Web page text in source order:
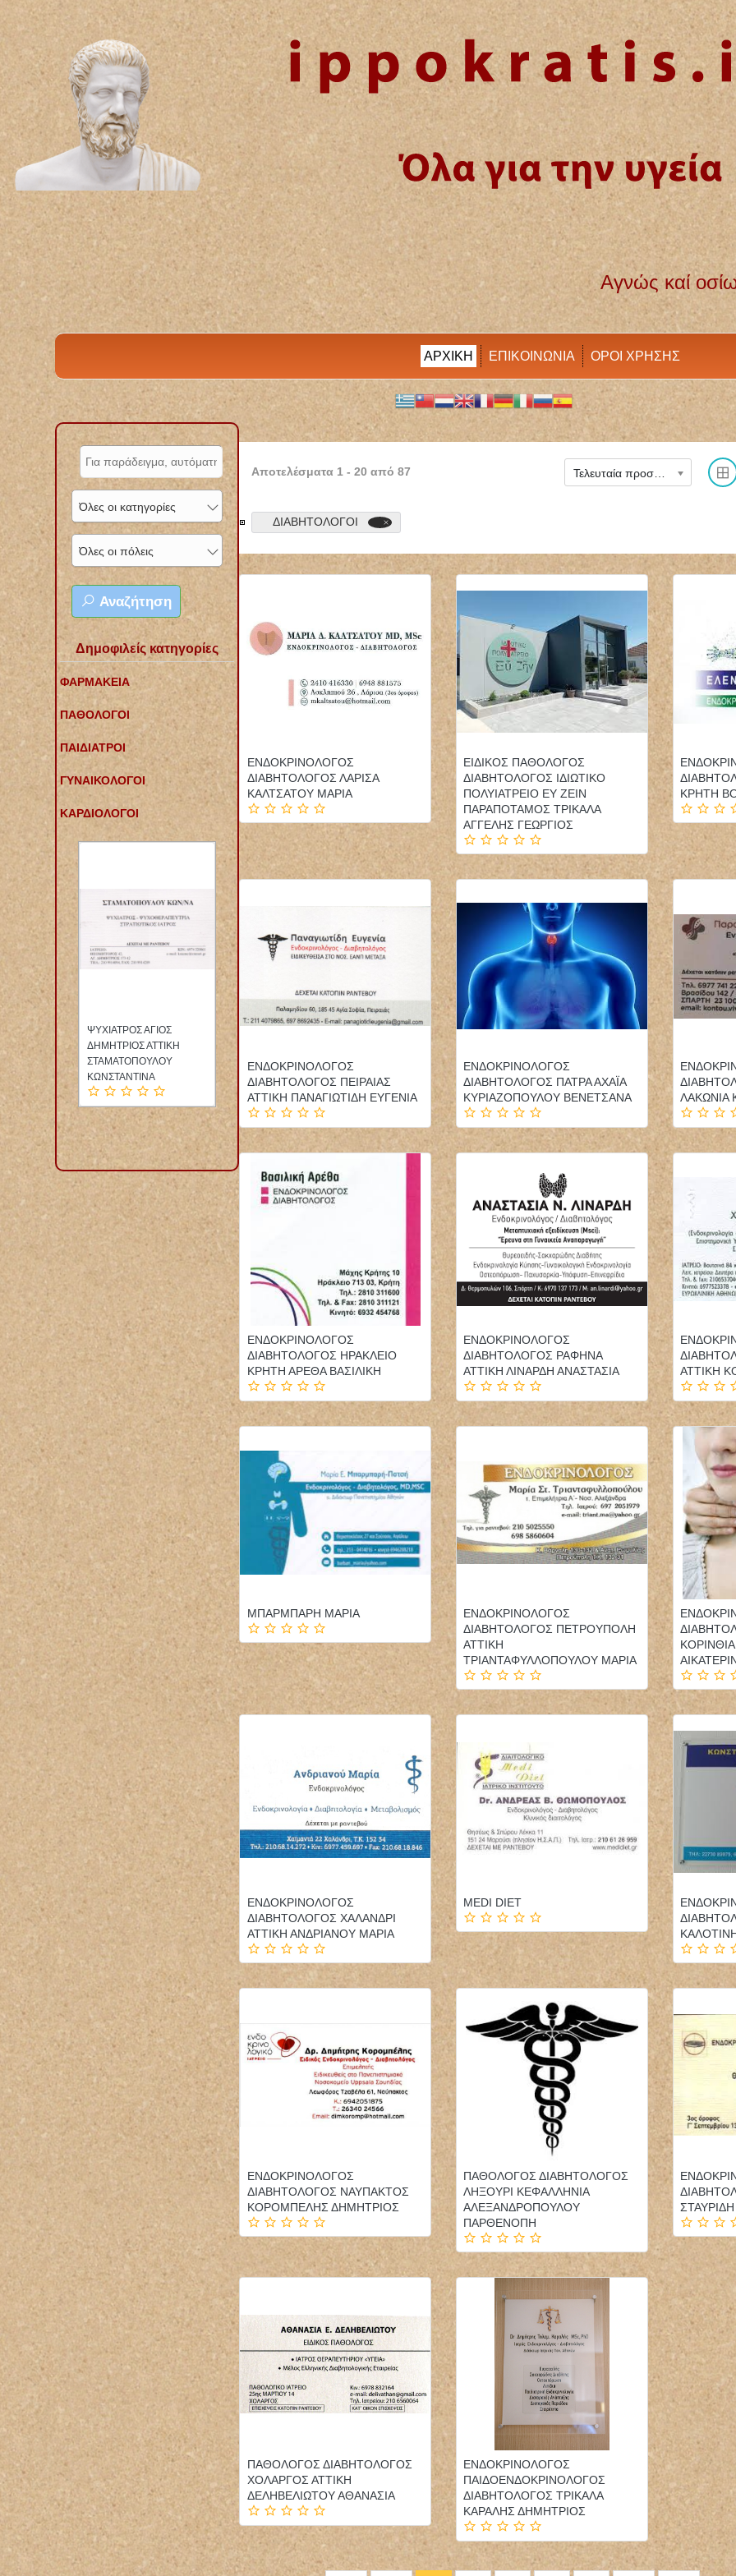
Αγνώς καί οσίως διατηρήσω βίον τόν εμόν καί
ΑΡΧΙΚΗ ΕΠΙΚΟΙΝΩΝΙΑ ΟΡΟΙ ΧΡΗΣΗΣ
Όλες οι κατηγορίες
Όλες οι πόλεις
Αναζήτηση
Δημοφιλείς κατηγορίες
ΦΑΡΜΑΚΕΙΑ
ΠΑΘΟΛΟΓΟΙ
ΠΑΙΔΙΑΤΡΟΙ
ΓΥΝΑΙΚΟΛΟΓΟΙ
ΚΑΡΔΙΟΛΟΓΟΙ
ΦΑΡΜΑΚΕΙΟ ΚΑΜΑΤΕΡΟ
ΑΤΤΙΚΗ
ΠΟΛΥΚΑΝΔΡΙΩΤΟΥ
ΜΑΡΙΑ ΚΑΙ ΣΙΑ ΕΕ
ΠΑΓΚΡΑΤΙ ΑΤΤΙΚΗ
ΔΑΛΑΚΛΙΔΟΥ ΒΑΣΙΛΙΚΗ
ΚΛΩΝΑΡΗΣ ΜΙΛΤΙΑΔΗΣ
ΟΔΟΝΤΙΑΤΡΟΣ
ΠΑΝΑΓΟΠΟΥΛΟΥ ΜΑΡΙΑ
Αποτελέσματα 1 -20 από87 Τελευταία προστέθηκε
ΔΙΑΒΗΤΟΛΟΓΟΙ
ΕΝΔΟΚΡΙΝΟΛΟΓΟΣ
ΔΙΑΒΗΤΟΛΟΓΟΣ ΛΑΡΙΣΑ
ΚΑΛΤΣΑΤΟΥ ΜΑΡΙΑ
ΕΙΔΙΚΟΣ ΠΑΘΟΛΟΓΟΣ
ΔΙΑΒΗΤΟΛΟΓΟΣ ΙΔΙΩΤΙΚΟ
ΠΟΛΥΙΑΤΡΕΙΟ ΕΥ ΖΕΙΝ
ΠΑΡΑΠΟΤΑΜΟΣ ΤΡΙΚΑΛΑ
ΑΓΓΕΛΗΣ ΓΕΩΡΓΙΟΣ
ΚΡΗΤΗ
ΕΝΔΟΚΡΙΝΟΛΟΓΟΣ
ΔΙΑΒΗΤΟΛΟΓΟΣ ΠΕΙΡΑΙΑΣ
ΑΤΤΙΚΗ ΠΑΝΑΓΙΩΤΙΔΗ ΕΥΓΕΝΙΑ
ΕΝΔΟΚΡΙΝΟΛΟΓΟΣ
ΔΙΑΒΗΤΟΛΟΓΟΣ ΠΑΤΡΑ ΑΧΑΪΑ
ΚΥΡΙΑΖΟΠΟΥΛΟΥ ΒΕΝΕΤΣΑΝΑ
ΛΑΚΩΝΙΑ
ΕΝΔΟΚΡΙΝΟΛΟΓΟΣ
ΔΙΑΒΗΤΟΛΟΓΟΣ ΗΡΑΚΛΕΙΟ
ΚΡΗΤΗ ΑΡΕΘΑ ΒΑΣΙΛΙΚΗ
ΕΝΔΟΚΡΙΝΟΛΟΓΟΣ
ΔΙΑΒΗΤΟΛΟΓΟΣ ΡΑΦΗΝΑ
ΑΤΤΙΚΗ ΛΙΝΑΡΔΗ ΑΝΑΣΤΑΣΙΑ
ΑΤΤΙΚΗ
ΜΠΑΡΜΠΑΡΗ ΜΑΡΙΑ
ΕΝΔΟΚΡΙΝΟΛΟΓΟΣ
ΔΙΑΒΗΤΟΛΟΓΟΣ ΠΕΤΡΟΥΠΟΛΗ
ΑΤΤΙΚΗ
ΤΡΙΑΝΤΑΦΥΛΛΟΠΟΥΛΟΥ ΜΑΡΙΑ
ΕΝΔΟΚΡΙΝΟΛΟΓΟΣ
ΔΙΑΒΗΤΟΛΟΓΟΣ ΧΑΛΑΝΔΡΙ
ΑΤΤΙΚΗ ΑΝΔΡΙΑΝΟΥ ΜΑΡΙΑ
MEDI DIET
ΕΝΔΟΚΡΙΝΟΛΟΓΟΣ
ΔΙΑΒΗΤΟΛΟΓΟΣ ΝΑΥΠΑΚΤΟΣ
ΚΟΡΟΜΠΕΛΗΣ ΔΗΜΗΤΡΙΟΣ
ΠΑΘΟΛΟΓΟΣ ΔΙΑΒΗΤΟΛΟΓΟΣ
ΛΗΞΟΥΡΙ ΚΕΦΑΛΛΗΝΙΑ
ΑΛΕΞΑΝΔΡΟΠΟΥΛΟΥ
ΠΑΡΘΕΝΟΠΗ
ΠΑΘΟΛΟΓΟΣ ΔΙΑΒΗΤΟΛΟΓΟΣ
ΧΟΛΑΡΓΟΣ ΑΤΤΙΚΗ
ΔΕΛΗΒΕΛΙΩΤΟΥ ΑΘΑΝΑΣΙΑ
ΕΝΔΟΚΡΙΝΟΛΟΓΟΣ
ΠΑΙΔΟΕΝΔΟΚΡΙΝΟΛΟΓΟΣ
ΔΙΑΒΗΤΟΛΟΓΟΣ ΤΡΙΚΑΛΑ
ΚΑΡΑΛΗΣ ΔΗΜΗΤΡΙΟΣ
ΜΙΚΡΟΒΙΟΛΟΓΟΣ
ΒΙΟΠΑΘΟΛΟΓΟΣ
ΜΙΚΡΟΒΙΟΛΟΓΙΚΟ
ΕΡΓΑΣΤΗΡΙΟ BIOLAB
ΤΗΝΟΣ ΠΑΠΑΔΟΠΟΥΛΟΥ
ΘΕΟΔΩΡΑ
ΝΕΥΡΟΧΕΙΡΟΥΡΓΟΣ
ΧΕΙΡΟΥΡΓΟΣ
ΣΠΟΝΔΥΛΙΚΗΣ ΣΤΗΛΗΣ
ΧΑΪΔΑΡΙ ΑΤΤΙΚΗ
ΔΗΜΟΓΕΡΟΝΤΑΣ
ΓΕΩΡΓΙΟΣ
ΓΑΣΤΡΕΝΤΕΡΟΛΟΓΟΣ
ΗΠΑΤΟΛΟΓΟΣ ΝΕΑ
ΣΜΥΡΝΗ ΑΤΤΙΚΗ
ΧΡΟΝΑΚΗΣ ΜΙΧΑΗΛ
ΟΔΟΝΤΙΑΤΡΟΣ
ΧΕΙΡΟΥΡΓΟΣ ΑΙΓΙΝΑ
ΑΤΤΙΚΗ ΕΛΕΥΘΕΡΙΟΥ
ΣΠΥΡΙΔΩΝ
ΦΥΣΙΚΟΘΕΡΑΠΕΥΤΗΣ
PHYSIOACTIVE
ΠΟΛΥΓΥΡΟΣ ΧΑΛΚΙΔΙΚΗ
ΤΣΙΑΡΑΣ ΚΩΝΣΤΑΝΤΙΝΟΣ
ΠΑΙΔΙΑΤΡΟΣ ΕΠΙΣΚΕΨΕΙΣ
ΚΑΤ'ΟΙΚΟΝ ΤΗΝΟΣ
ΠΑΓΩΝΗΣ ΙΩΑΝΝΗΣ